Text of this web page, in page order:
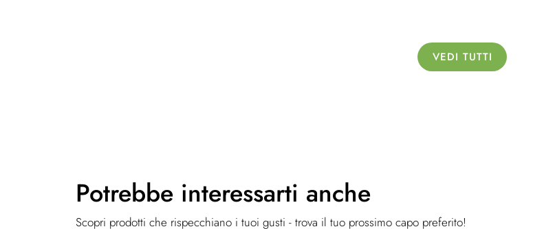
VEDI TUTTI
Potrebbe interessarti anche
Scopri prodotti che rispecchiano i tuoi gusti - trova il tuo prossimo capo preferito!